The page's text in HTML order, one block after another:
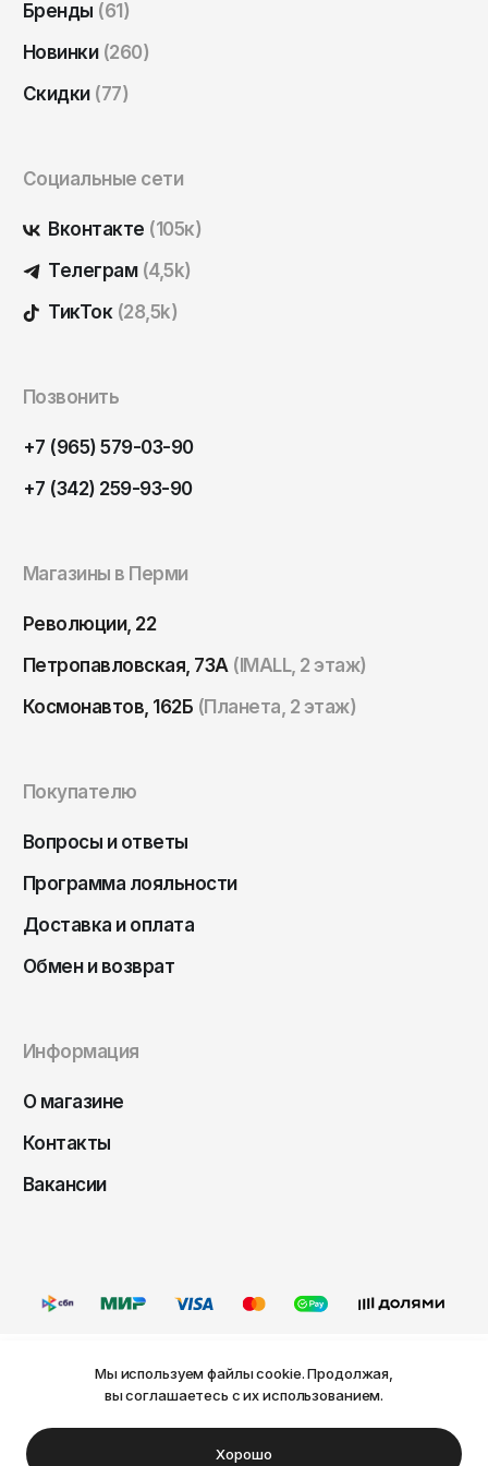
Бренды (61)
Новинки (260)
Скидки (77)
Социальные сети
Вконтакте (105к)
Телеграм (4,5k)
ТикТок (28,5k)
Позвонить
+7 (965) 579-03-90
+7 (342) 259-93-90
Магазины в Перми
Революции, 22
Петропавловская, 73А (IMALL, 2 этаж)
Космонавтов, 162Б (Планета, 2 этаж)
Покупателю
Вопросы и ответы
Программа лояльности
Доставка и оплата
Обмен и возврат
Информация
О магазине
Контакты
Вакансии
© FRIDAY, 2026
Оферта
Политика конфиденциальности
Саратов
Севастополь
Сергиев Посад
Смоленск
Ставрополь
Старый Оскол
Стерлитамак
Тамбов
Томск
Тюмень
Улан-Удэ
Ханты-Мансийск
Чайковский
Чебоксары
Южно-Сахалинск
Якутск
Ярославль
Ваш город Пермь?
Мы используем файлы cookie. Продолжая,
вы соглашаетесь с их использованием.
Хорошо